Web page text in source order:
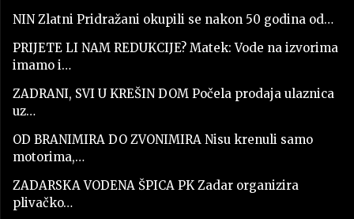
NIN Zlatni Pridražani okupili se nakon 50 godina od…
PRIJETE LI NAM REDUKCIJE? Matek: Vode na izvorima
imamo i…
ZADRANI, SVI U KREŠIN DOM Počela prodaja ulaznica
uz…
OD BRANIMIRA DO ZVONIMIRA Nisu krenuli samo
motorima,…
ZADARSKA VODENA ŠPICA PK Zadar organizira
plivačko…